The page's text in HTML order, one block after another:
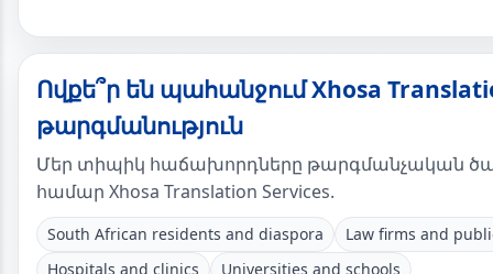
Ովքե՞ր են պահանջում Xhosa
թարգմանություն
Մեր տիպիկ հաճախորդները թարգմանչական
համար Xhosa Translation Services.
South African residents and diaspora
Law firms and
Hospitals and clinics
Universities and schools